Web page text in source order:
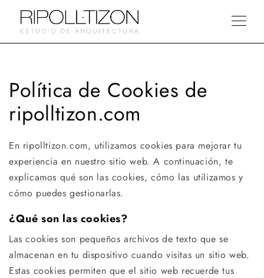
Política de Cookies de
ripolltizon.com
En ripolltizon.com, utilizamos cookies para mejorar tu
experiencia en nuestro sitio web. A continuación, te
explicamos qué son las cookies, cómo las utilizamos y
cómo puedes gestionarlas.
¿Qué son las cookies?
Las cookies son pequeños archivos de texto que se
almacenan en tu dispositivo cuando visitas un sitio web.
Estas cookies permiten que el sitio web recuerde tus